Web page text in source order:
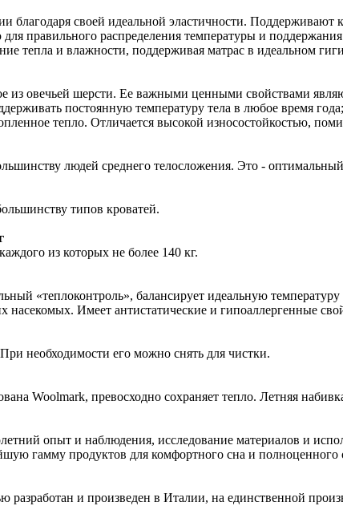
благодаря своей идеальной эластичности.
правильного распределения температуры и
тепла и влажности, поддерживая матрас в идеальном
овечьей шерсти. Ее важными ценными свойствами
постоянную температуру тела в любое время
тепло. Отличается высокой износостойкостью,
людей среднего телосложения. Это -
типов кроватей.
из которых не более 140 кг.
«теплоконтроль», балансирует идеальную
насекомых. Имеет антистатические и гипоаллергенные
необходимости его можно снять для чистки.
Woolmark, превосходно сохраняет тепло. Летняя
опыт и наблюдения, исследование материалов и
гамму продуктов для комфортного сна и полноценного
и произведен в Италии, на единственной